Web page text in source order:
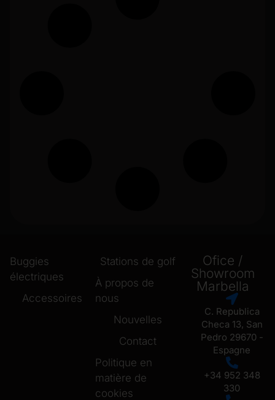
Buggies
électriques
Accessoires
Stations de golf
À propos de
nous
Nouvelles
Contact
Politique en
matière de
cookies
Ofice /
Showroom
Marbella
C. Republica
Checa 13, San
Pedro 29670 -
Espagne
+34 952 348
330